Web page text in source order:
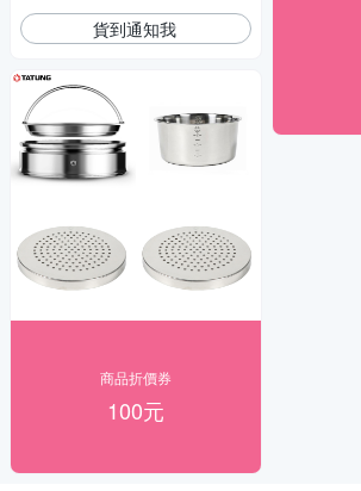
貨到通知我
商品折價券
100元